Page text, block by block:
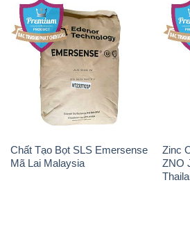
Chất Tạo Bọt SLS Emersense
Mã Lai Malaysia
Zinc
ZNO